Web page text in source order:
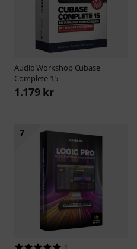
Audio Workshop Cubase
Complete 15
1.179 kr
7
1